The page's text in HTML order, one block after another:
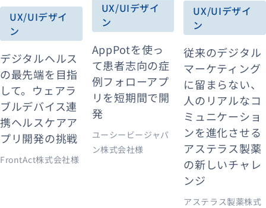
資料ダウンロード
UX/UIデザイ
ン
デジタルヘルス
の最先端を目指
して。ウェアラ
ブルデバイス連
携ヘルスケアア
プリ開発の挑戦
FrontAct株式会社様
UX/UIデザイ
ン
AppPotを使っ
て患者志向の症
例フォローアプ
リを短期間で開
発
ユーシービージャパ
ン株式会社様
UX/UIデザイ
ン
従来のデジタル
マーケティング
に留まらない、
人のリアルなコ
ミュニケーショ
ンを進化させる
アステラス製薬
の新しいチャレ
ンジ
アステラス製薬株式